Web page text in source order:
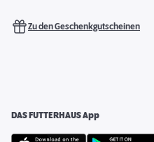
Zu den Geschenkgutscheinen
DAS FUTTERHAUS App